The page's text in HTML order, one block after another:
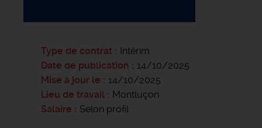
Type de contrat
Intérim
Date de publication
14/10/2025
Mise à jour le
14/10/2025
Lieu de travail
Montluçon
Salaire
Selon profil